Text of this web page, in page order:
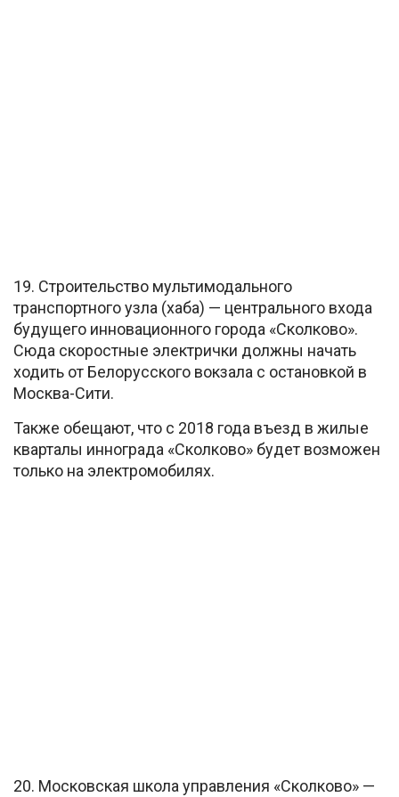
19. Строительство мультимодального
транспортного узла (хаба) — центрального входа
будущего инновационного города «Сколково».
Сюда скоростные электрички должны начать
ходить от Белорусского вокзала с остановкой в
Москва-Сити.
Также обещают, что с 2018 года въезд в жилые
кварталы иннограда «Сколково» будет возможен
только на электромобилях.
20. Московская школа управления «Сколково» —